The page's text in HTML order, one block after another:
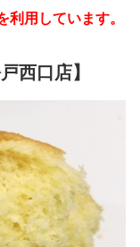
利用しています。
西口店】